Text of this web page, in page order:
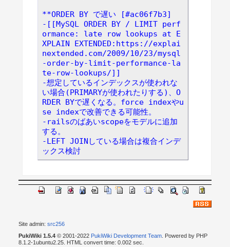
**ORDER BY で遅い [#ac06f7b3]
-[[MySQL ORDER BY / LIMIT perf
ormance: late row lookups at E
XPLAIN EXTENDED:https://explai
nextended.com/2009/10/23/mysql
-order-by-limit-performance-la
te-row-lookups/]]
-想定しているインデックスが使われな
い場合(PRIMARYが使われたりする)、O
RDER BYで遅くなる。force indexやu
se indexで改善できる可能性。
-railsのばあいscopeをモデルに追加
する。
-LEFT JOINしている場合は複合インデ
ックス検討
Site admin: src256
PukiWiki 1.5.4© 2001-2022 PukiWiki Development Team. Powered by PHP
8.1.2-1ubuntu2.25. HTML convert time: 0.002 sec.